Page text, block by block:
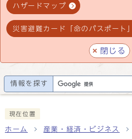
ハザードマップ
災害避難カード「命のパスポート」
閉じる
情報を探す
現在位置
ホーム 産業・経済・ビジネス